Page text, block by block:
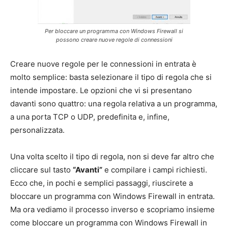
Per bloccare un programma con Windows Firewall si
possono creare nuove regole di connessioni
Creare nuove regole per le connessioni in entrata è
molto semplice: basta selezionare il tipo di regola che si
intende impostare. Le opzioni che vi si presentano
davanti sono quattro: una regola relativa a un programma,
a una porta TCP o UDP, predefinita e, infine,
personalizzata.
Una volta scelto il tipo di regola, non si deve far altro che
cliccare sul tasto “Avanti” e compilare i campi richiesti.
Ecco che, in pochi e semplici passaggi, riuscirete a
bloccare un programma con Windows Firewall in entrata.
Ma ora vediamo il processo inverso e scopriamo insieme
come bloccare un programma con Windows Firewall in